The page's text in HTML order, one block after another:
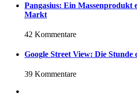
Pangasius: Ein Massenprodukt
Markt
42 Kommentare
Google Street View: Die
39 Kommentare